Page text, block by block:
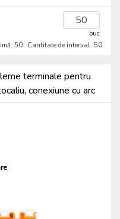
buc
50 Cantitate de interval: 50
terminale pentru
conexiune cu arc